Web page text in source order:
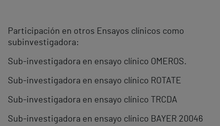
Participación en otros Ensayos clínicos como
subinvestigadora:
Sub-investigadora en ensayo clínico OMEROS.
Sub-investigadora en ensayo clínico ROTATE
Sub-investigadora en ensayo clínico TRCDA
Sub-investigadora en ensayo clínico BAYER 20046